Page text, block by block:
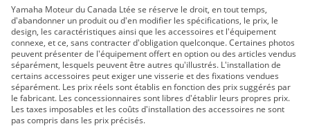
Yamaha Moteur du Canada Ltée se réserve le droit, en tout temps,
d'abandonner un produit ou d'en modifier les spécifications, le prix, le
design, les caractéristiques ainsi que les accessoires et l'équipement
connexe, et ce, sans contracter d'obligation quelconque. Certaines photos
peuvent présenter de l'équipement offert en option ou des articles vendus
séparément, lesquels peuvent être autres qu'illustrés. L'installation de
certains accessoires peut exiger une visserie et des fixations vendues
séparément. Les prix réels sont établis en fonction des prix suggérés par
le fabricant. Les concessionnaires sont libres d'établir leurs propres prix.
Les taxes imposables et les coûts d'installation des accessoires ne sont
pas compris dans les prix précisés.